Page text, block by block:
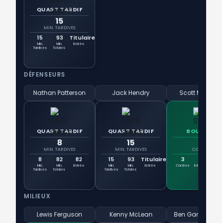
QUART TARDIF
15
MIN. TARDIVES
15
Min.
Tardives
93
Min.
Totales
Titulaire
Entrée
DÉFENSEURS
Nathan Patterson
QUART TARDIF
8
MIN. TARDIVES
8
Min.
Tardives
82
Min.
Totales
82
Entrée
Jack Hendry
QUART TARDIF
15
MIN. TARDIVES
15
Min.
Tardives
93
Min.
Totales
Titulaire
Entrée
Scott
BOUCLIER
CONTRES
3
Contres
Intercepti
MILIEUX
Lewis Ferguson Kenny McLean Ben Gannon-